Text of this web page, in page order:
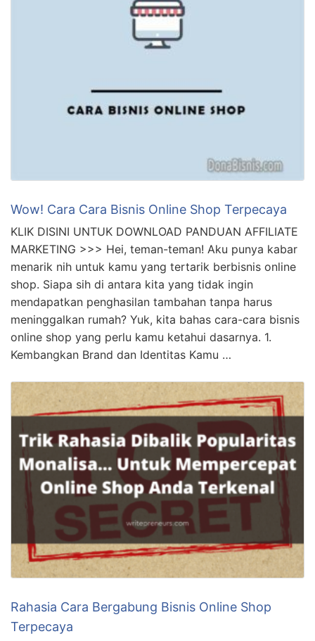
Wow! Cara Cara Bisnis Online Shop Terpecaya
KLIK DISINI UNTUK DOWNLOAD PANDUAN AFFILIATE
MARKETING >>> Hei, teman-teman! Aku punya kabar
menarik nih untuk kamu yang tertarik berbisnis online
shop. Siapa sih di antara kita yang tidak ingin
mendapatkan penghasilan tambahan tanpa harus
meninggalkan rumah? Yuk, kita bahas cara-cara bisnis
online shop yang perlu kamu ketahui dasarnya. 1.
Kembangkan Brand dan Identitas Kamu …
Rahasia Cara Bergabung Bisnis Online Shop
Terpecaya